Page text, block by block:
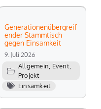
Generationenübergreif
ender Stammtisch
gegen Einsamkeit
9. Juli 2026
Allgemein, Event,
Projekt
Einsamkeit